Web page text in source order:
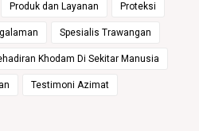
Produk dan Layanan Proteksi
Spesialis Trawangan
Khodam Di Sekitar Manusia
Testimoni Azimat